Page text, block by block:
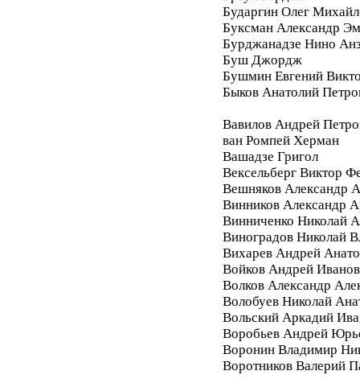
Бударгин Олег
Буксман Александр
Бурджанадзе Нино
Буш Джордж
Бушмин Евгений
Быков Анатолий
Вавилов Андрей
ван Ромпей Херман
Вашадзе Григол
Вексельберг Виктор
Вешняков Александр
Винников Александр
Винниченко Николай
Виноградов Николай
Вихарев Андрей
Войков Андрей
Волков Александр
Волобуев Николай
Вольский Аркадий
Воробьев Андрей
Воронин Владимир
Воротников Валерий